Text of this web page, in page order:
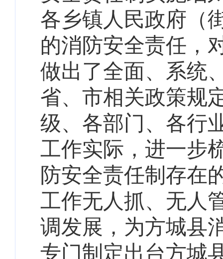
各乡镇人民政府（
的消防安全责任，
做出了全面、系统
省、市相关政策规
级、各部门、各行
工作实际，进一步
防安全责任制存在
工作无人抓、无人
调发展，为方城县
专门制定出台方城